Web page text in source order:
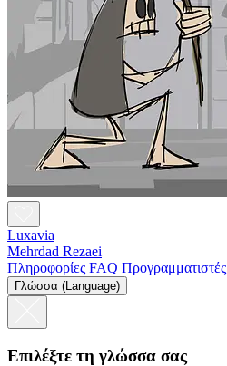
Luxavia
Mehrdad Rezaei
Πληροφορίες FAQ Προγραμματιστές
Γλώσσα (Language)
Επιλέξτε τη γλώσσα σας